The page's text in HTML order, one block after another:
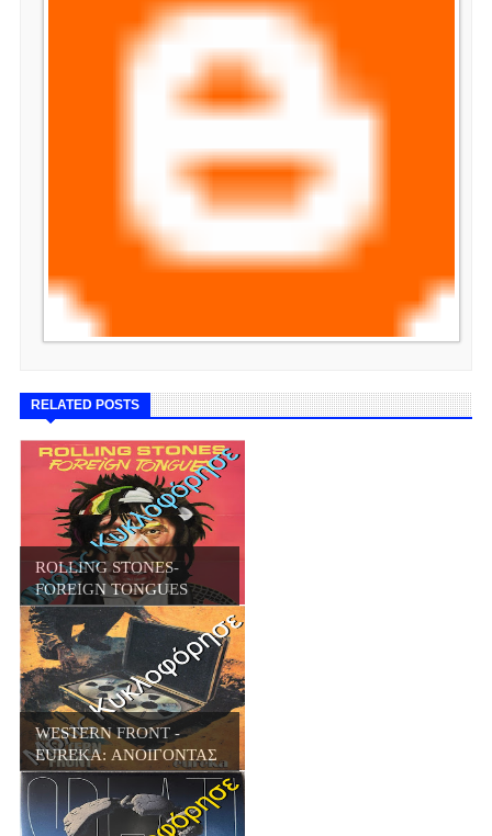
RELATED POSTS
ROLLING STONES-
FOREIGN TONGUES
(202...
WESTERN FRONT -
EUREKA: ΑΝΟΙΓΟΝΤΑΣ
...